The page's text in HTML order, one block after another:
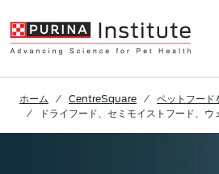
ホーム CentreSquare
ペットフード
ドライフード、セミモイストフード、ウ